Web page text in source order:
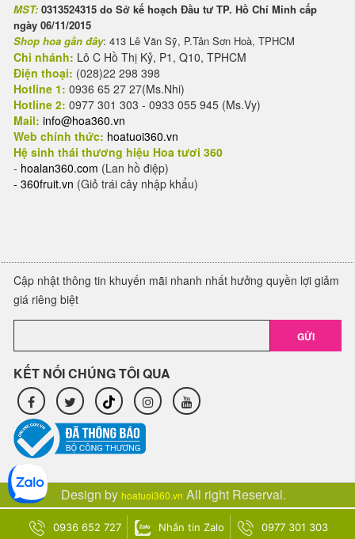
MST: 0313524315 do Sở kế hoạch Đầu tư TP. Hồ Chí Minh cấp
ngày 06/11/2015
Shop hoa gần đây: 413 Lê Văn Sỹ, P.Tân Sơn Hoà, TPHCM
Chi nhánh: Lô C Hồ Thị Kỷ, P1, Q10, TPHCM
Điện thoại: (028)22 298 398
Hotline 1: 0936 65 27 27(Ms.Nhi)
Hotline 2: 0977 301 303 - 0933 055 945 (Ms.Vy)
Mail: info@hoa360.vn
Web chính thức: hoatuoi360.vn
Hệ sinh thái thương hiệu Hoa tươi 360
- hoalan360.com (Lan hồ điệp)
- 360fruit.vn (Giỏ trái cây nhập khẩu)
Cập nhật thông tin khuyến mãi nhanh nhất hưởng quyền lợi giảm
giá riêng biệt
GỬI
KẾT NỐI CHÚNG TÔI QUA
Design by hoatuoi360.vn All right Reserval.
0936 652 727 Nhắn tin Zalo 0977 301 303